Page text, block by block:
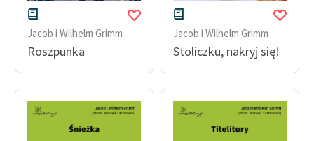
Informacja o treściach
wrażliwych
Deklaracja dostępności
Jacob i Wilhelm Grimm
Roszpunka
Jacob i Wilhelm Grimm
Stoliczku, nakryj się!